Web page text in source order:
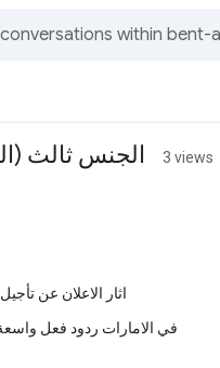
الجنس ثالث 3 views
اثار الاعلان عن
في الامارات ردود فعل